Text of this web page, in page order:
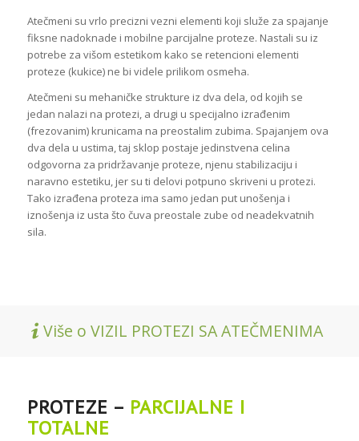
Atečmeni su vrlo precizni vezni elementi koji služe za spajanje
fiksne nadoknade i mobilne parcijalne proteze. Nastali su iz
potrebe za višom estetikom kako se retencioni elementi
proteze (kukice) ne bi videle prilikom osmeha.
Atečmeni su mehaničke strukture iz dva dela, od kojih se
jedan nalazi na protezi, a drugi u specijalno izrađenim
(frezovanim) krunicama na preostalim zubima. Spajanjem ova
dva dela u ustima, taj sklop postaje jedinstvena celina
odgovorna za pridržavanje proteze, njenu stabilizaciju i
naravno estetiku, jer su ti delovi potpuno skriveni u protezi.
Tako izrađena proteza ima samo jedan put unošenja i
iznošenja iz usta što čuva preostale zube od neadekvatnih
sila.
Više o VIZIL PROTEZI SA ATEČMENIMA
PROTEZE – PARCIJALNE I
TOTALNE